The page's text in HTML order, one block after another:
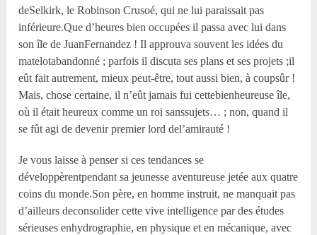
deSelkirk, le Robinson Crusoé, qui ne lui paraissait pas
inférieure.Que d’heures bien occupées il passa avec lui dans
son île de JuanFernandez ! Il approuva souvent les idées du
matelotabandonné ; parfois il discuta ses plans et ses projets ;il
eût fait autrement, mieux peut-être, tout aussi bien, à coupsûr !
Mais, chose certaine, il n’eût jamais fui cettebienheureuse île,
où il était heureux comme un roi sanssujets… ; non, quand il
se fût agi de devenir premier lord del’amirauté !
Je vous laisse à penser si ces tendances se
développèrentpendant sa jeunesse aventureuse jetée aux quatre
coins du monde.Son père, en homme instruit, ne manquait pas
d’ailleurs deconsolider cette vive intelligence par des études
sérieuses enhydrographie, en physique et en mécanique, avec